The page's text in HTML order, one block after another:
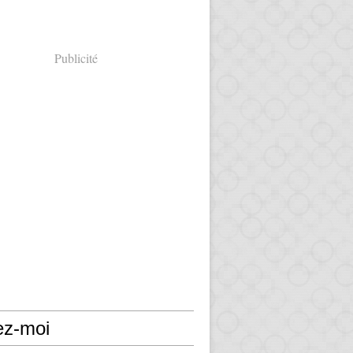
Publicité
moi